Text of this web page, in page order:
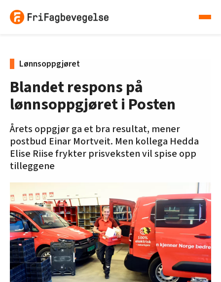
Lønnsoppgjøret
Blandet respons på
lønnsoppgjøret i Posten
Årets oppgjør ga et bra resultat, mener
postbud Einar Mortveit. Men ­kollega Hedda
Elise Riise frykter pris­veksten vil spise opp
tilleggene